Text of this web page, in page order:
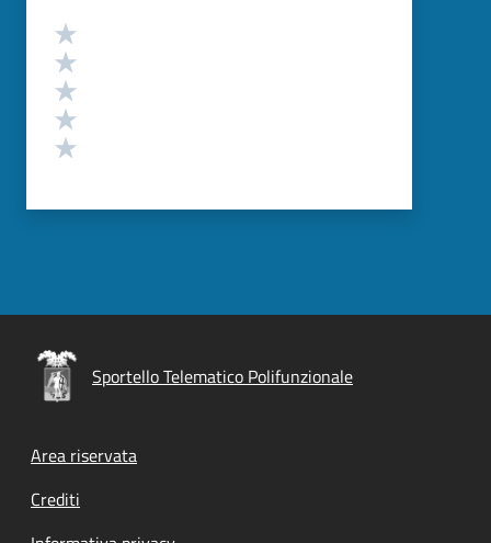
Valutazione
Sportello Telematico Polifunzionale
Footer menu
Area riservata
Crediti